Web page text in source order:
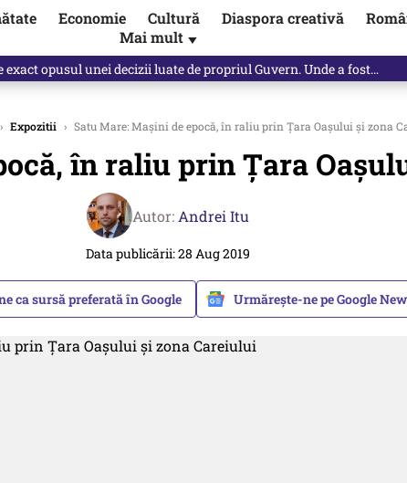
Economie Cultură Diaspora creativă
Mai mult ▼
lui Ilie Bolojan / video
› Expozitii › Satu Mare: Maşini de epocă, în raliu prin Ţara Oaşului şi zona
în raliu prin Ţara
Autor: Andrei Itu
Data publicării: 28 Aug 2019
ca sursă preferată în Google Urmărește-ne pe Google